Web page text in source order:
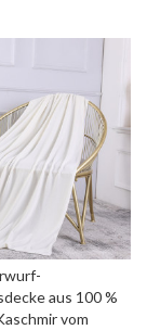
aus 100 %
vom